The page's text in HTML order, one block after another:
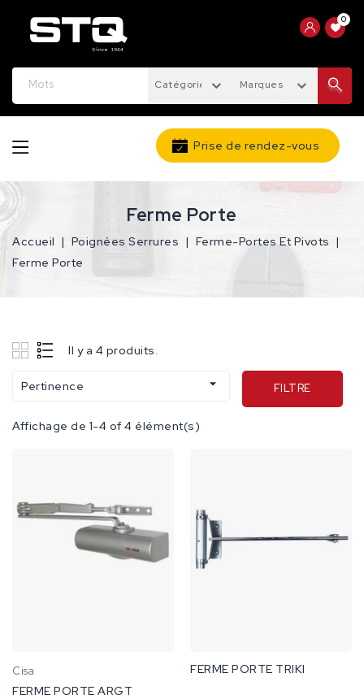
0
Catégories Marques
Prise de rendez-vous
Ferme Porte
Accueil Poignées Serrures
Ferme-Portes Et Pivots
Ferme Porte
Il y a 4 produits.
Pertinence  FILTRE
Affichage de 1-4 of 4 élément(s)
Cisa
FERME PORTE ARGT
FERME PORTE TRIKI